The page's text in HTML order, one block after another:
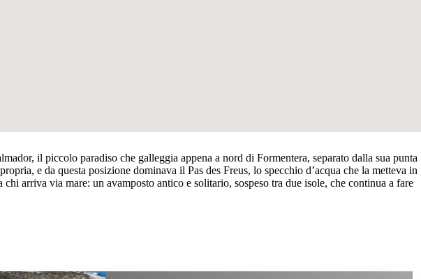
il piccolo paradiso che galleggia appena a nord di Formentera, separato dalla sua punta
e da questa posizione dominava il Pas des Freus, lo specchio d’acqua che la metteva in
arriva via mare: un avamposto antico e solitario, sospeso tra due isole, che continua a fare